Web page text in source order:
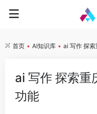
首页 • AI知识库 • ai 写作 探
ai 写作 探索重
功能